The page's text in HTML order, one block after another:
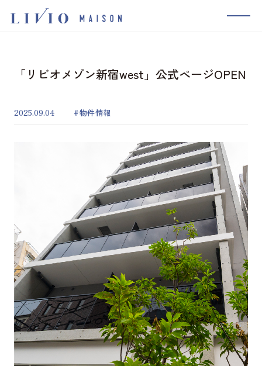
実績一覧
取り組み
「リビオメゾン新宿west」公式ページOPEN
2025.09.04 物件情報